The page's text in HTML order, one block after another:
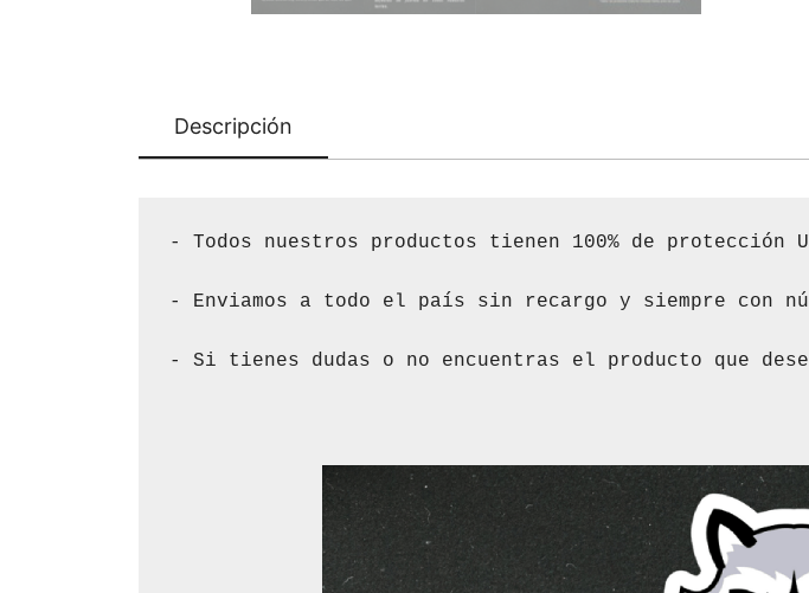
Descripción
- Todos nuestros productos tienen 100% de protección
- Enviamos a todo el país sin recargo y siempre con
- Si tienes dudas o no encuentras el producto que